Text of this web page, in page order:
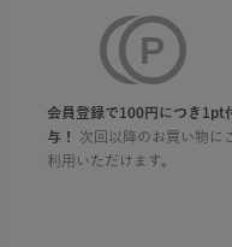
会員登録で100円につき1pt
与！
次回以降のお買い物に
利用いただけます。